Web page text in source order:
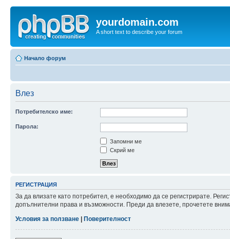
yourdomain.com
A short text to describe your forum
Начало форум
Влез
Потребителско име:
Парола:
Запомни ме
Скрий ме
РЕГИСТРАЦИЯ
За да влизате като потребител, е необходимо да се регистрирате.
допълнителни права и възможности. Преди да влезете, прочетете
Условия за ползване
Поверителност